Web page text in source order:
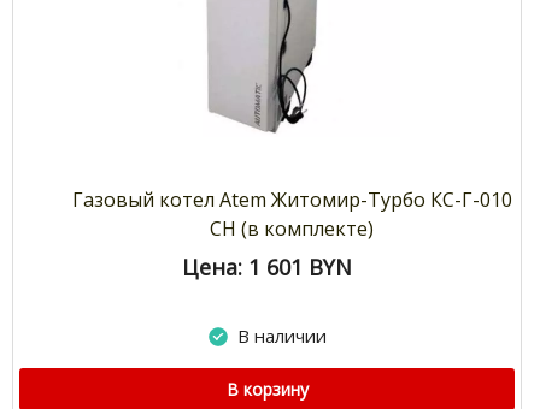
Газовый котел Atem Житомир-Турбо КС-Г-010
СН (в комплекте)
Цена: 1 601 BYN
В наличии
В корзину